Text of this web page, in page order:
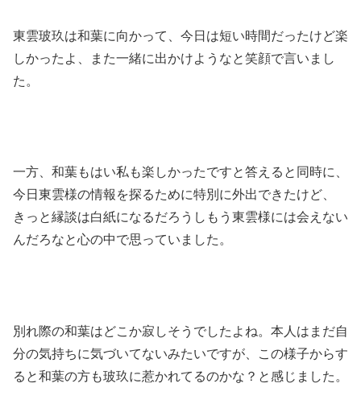
東雲玻玖は和葉に向かって、今日は短い時間だったけど楽
しかったよ、また一緒に出かけようなと笑顔で言いまし
た。
一方、和葉もはい私も楽しかったですと答えると同時に、
今日東雲様の情報を探るために特別に外出できたけど、
きっと縁談は白紙になるだろうしもう東雲様には会えない
んだろなと心の中で思っていました。
別れ際の和葉はどこか寂しそうでしたよね。本人はまだ自
分の気持ちに気づいてないみたいですが、この様子からす
ると和葉の方も玻玖に惹かれてるのかな？と感じました。